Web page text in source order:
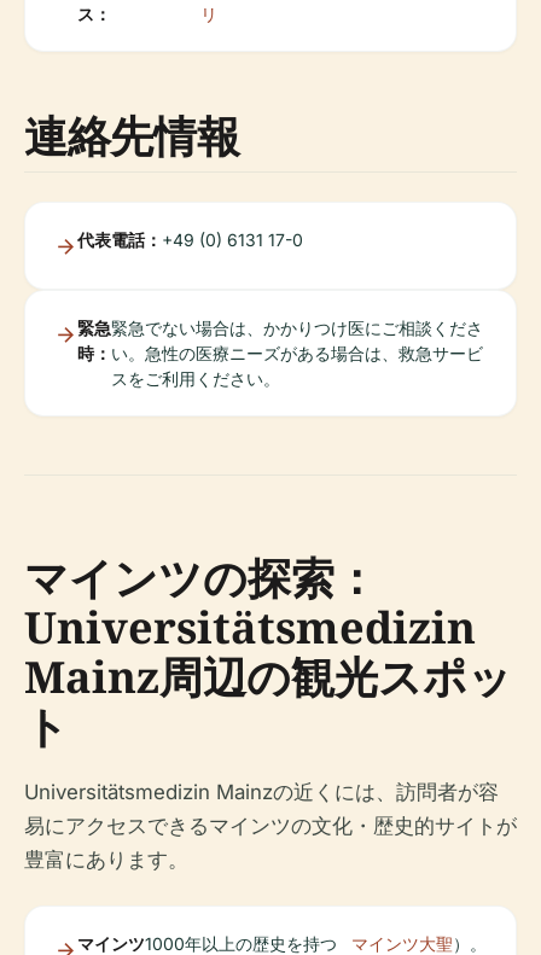
ス：
リ
連絡先情報
代表電話： +49 (0) 6131 17-0
緊急
時：
緊急でない場合は、かかりつけ医にご相談くださ
い。急性の医療ニーズがある場合は、救急サービ
スをご利用ください。
マインツの探索：
Universitätsmedizin
Mainz周辺の観光スポッ
ト
Universitätsmedizin Mainzの近くには、訪問者が容
易にアクセスできるマインツの文化・歴史的サイトが
豊富にあります。
マインツ1000年以上の歴史を持つ
マインツ大聖）。